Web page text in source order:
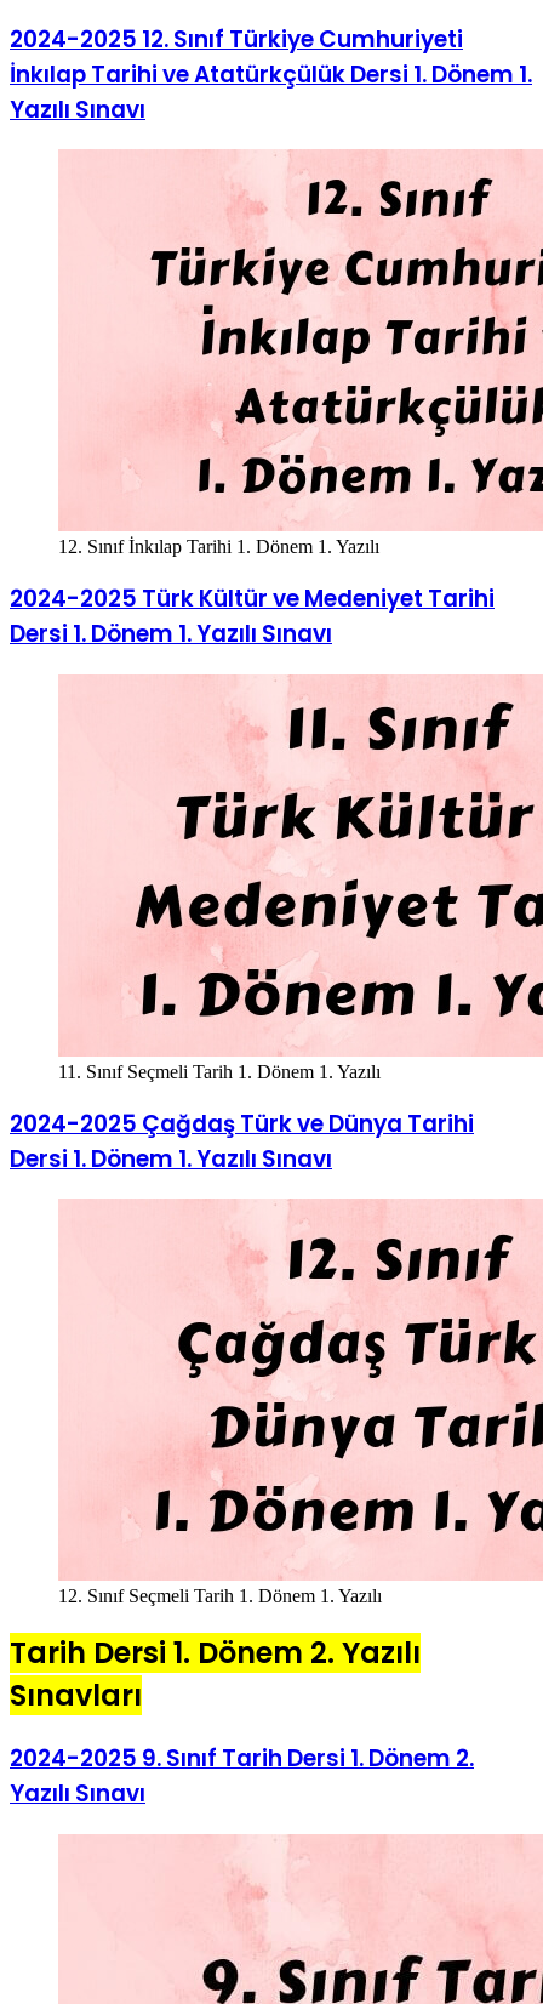
2024-2025 12. Sınıf Türkiye Cumhuriyeti
İnkılap Tarihi ve Atatürkçülük Dersi 1. Dönem 1.
Yazılı Sınavı
12. Sınıf İnkılap Tarihi 1. Dönem 1. Yazılı
2024-2025 Türk Kültür ve Medeniyet Tarihi
Dersi 1. Dönem 1. Yazılı Sınavı
11. Sınıf Seçmeli Tarih 1. Dönem 1. Yazılı
2024-2025 Çağdaş Türk ve Dünya Tarihi
Dersi 1. Dönem 1. Yazılı Sınavı
12. Sınıf Seçmeli Tarih 1. Dönem 1. Yazılı
Tarih Dersi 1. Dönem 2. Yazılı
Sınavları
2024-2025 9. Sınıf Tarih Dersi 1. Dönem 2.
Yazılı Sınavı